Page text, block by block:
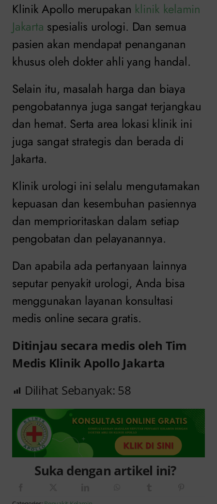
Klinik Apollo merupakan klinik kelamin
Jakarta spesialis urologi. Dan semua
pasien akan mendapat penanganan
khusus oleh dokter ahli yang handal.
Selain itu, masalah harga dan biaya
pengobatannya juga sangat terjangkau
dan hemat. Serta area lokasi klinik ini
juga sangat strategis dan berada di
Jakarta.
Klinik urologi ini selalu mengutamakan
kepuasan dan kesembuhan pasiennya
dan memprioritaskan dalam setiap
pengobatan dan pelayanannya.
Dan apabila ada pertanyaan lainnya
seputar penyakit urologi, Anda bisa
menggunakan layanan konsultasi
medis online secara gratis.
Ditinjau secara medis oleh Tim
Medis Klinik Apollo Jakarta
Dilihat Sebanyak: 58
Suka dengan artikel ini?